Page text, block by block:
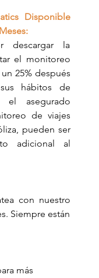
Disponible
descargar la
el monitoreo
25% después
hábitos de
el asegurado
de viajes
pueden ser
adicional al
con nuestro
Siempre están
más